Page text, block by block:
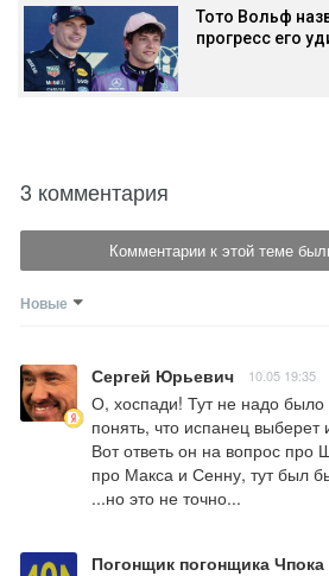
Тото Вольф
прогресс его
3 комментария
Комментарии к этой теме
Новые
Сергей Юрьевич 10.05 19:35
О, хоспади! Тут не надо было
понять, что испанец
Вот ответь он на вопрос
про Макса и Сенну, тут был
...но это не точно...
Погонщик погонщика Чпока